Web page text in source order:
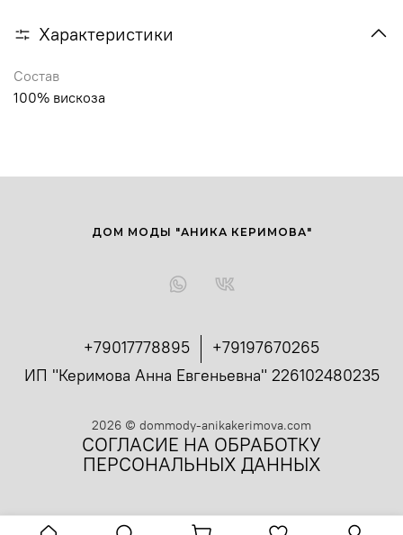
Характеристики
Состав
100% вискоза
+79017778895
+79197670265
ИП "Керимова Анна Евгеньевна" 226102480235
ДОМ МОДЫ "АНИКА КЕРИМОВА"
2026 © dommody-anikakerimova.com
СОГЛАСИЕ НА ОБРАБОТКУ
ПЕРСОНАЛЬНЫХ ДАННЫХ